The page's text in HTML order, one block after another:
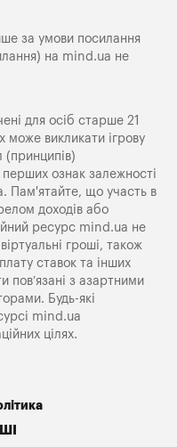
за умови посилання
на mind.ua не
для осіб старше 21
може викликати ігрову
(принципів)
перших ознак залежності
Пам'ятайте, що участь в
доходів або
ресурс mind.ua не
гроші, також
ставок та інших
пов’язані з азартними
Будь-які
mind.ua
цілях.